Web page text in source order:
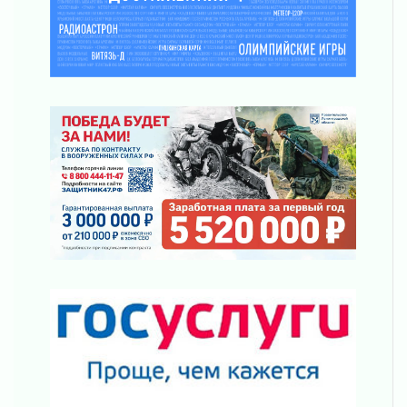
Ленобласть отмечает День Воздушно-
десантных войск
02 августа 2026
«Активное лето»
Ленобласть отметила заслуги жителей перед
регионом и страной
02 августа 2026
Ладога — не пруд
02 августа 2026
ПСК через Гослуслуги напомнит жителям
Ленинградской области о неоплаченных
Пропавшего подростка нашли в Кировском
районе Ленобласти
02 августа 2026
Жителям Ленобласти напомнили, как
действовать при укусе клеща